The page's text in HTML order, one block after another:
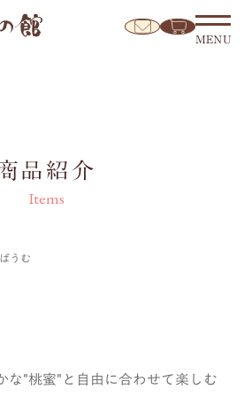
MENU
品紹介
Items
うむ
な"桃蜜"と自由に合わせて楽しむ